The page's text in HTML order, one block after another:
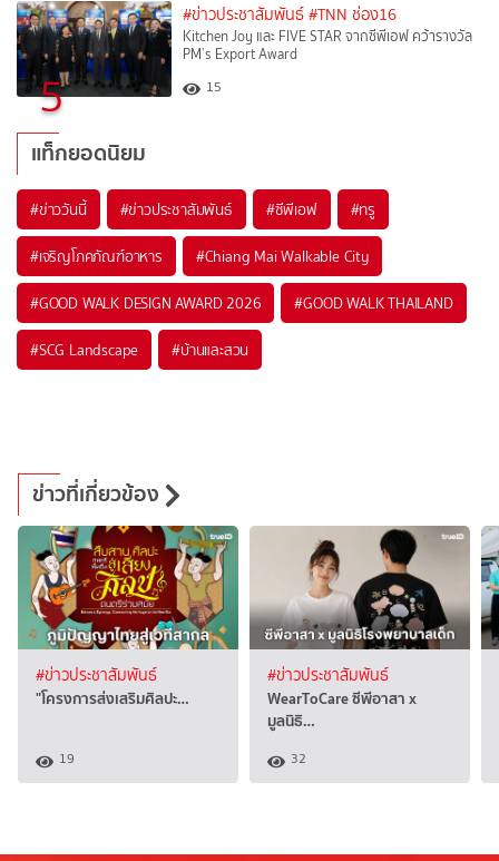
5
#ข่าวประชาสัมพันธ์ #TNN ช่อง16
Kitchen Joy และ FIVE STAR จากซีพีเอฟ คว้ารางวัล
PM’s Export Award
15
แท็กยอดนิยม
#ข่าววันนี้ #ข่าวประชาสัมพันธ์ #ซีพีเอฟ #ทรู
#เจริญโภคภัณฑ์อาหาร #Chiang Mai Walkable City
#GOOD WALK DESIGN AWARD 2026 #GOOD WALK THAILAND
#SCG Landscape #บ้านและสวน
ข่าวที่เกี่ยวข้อง
#ข่าวประชาสัมพันธ์
"โครงการส่งเสริมศิลปะ…
19
#ข่าวประชาสัมพันธ์
WearToCare ซีพีอาสา x
มูลนิธิ…
32